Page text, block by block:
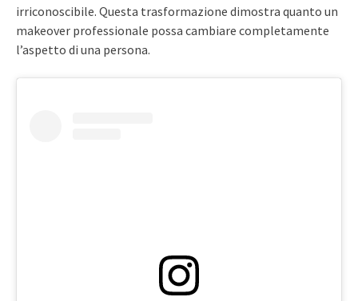
irriconoscibile. Questa trasformazione dimostra quanto un
makeover professionale possa cambiare completamente
l’aspetto di una persona.